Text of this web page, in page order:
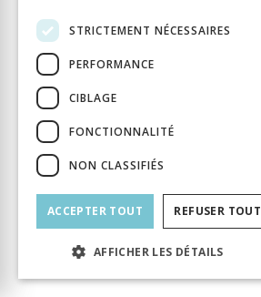
Éditeur
9782825713648
Langue
Français
Nombre de pages
Parution
Thème
Lumières
Format
140x225
STRICTEMENT NÉCESSAIRES
PERFORMANCE
CIBLAGE
FONCTIONNALITÉ
NON CLASSIFIÉS
ACCEPTER TOUT REFUSER TOUT
AFFICHER LES DÉTAILS